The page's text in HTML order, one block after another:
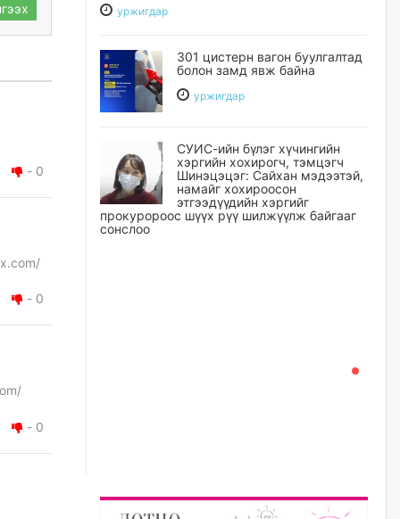
- 0
- 0
- 0
уржигдар
301 цистерн вагон буулгалтад
болон замд явж байна
уржигдар
СУИС-ийн бүлэг хүчингийн
хэргийн хохирогч, тэмцэгч
Шинэцэцэг: Сайхан мэдээтэй,
намайг хохироосон
этгээдүүдийн хэргийг
прокуророос шүүх рүү шилжүүлж байгааг
сонслоо